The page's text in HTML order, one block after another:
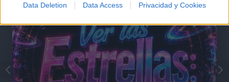
Data Deletion Data Access Privacidad y Cookies